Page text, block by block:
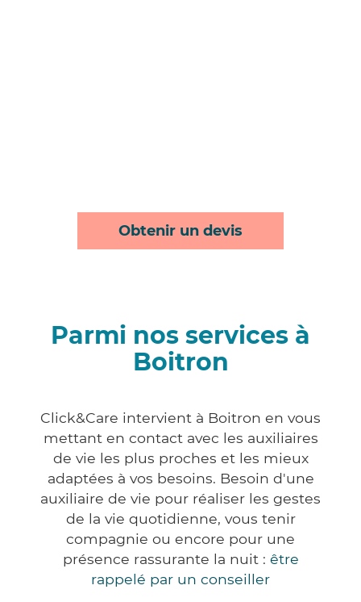
Obtenir un devis
Parmi nos services à
Boitron
Click&Care intervient à Boitron en vous
mettant en contact avec les auxiliaires
de vie les plus proches et les mieux
adaptées à vos besoins. Besoin d'une
auxiliaire de vie pour réaliser les gestes
de la vie quotidienne, vous tenir
compagnie ou encore pour une
présence rassurante la nuit : être
rappelé par un conseiller